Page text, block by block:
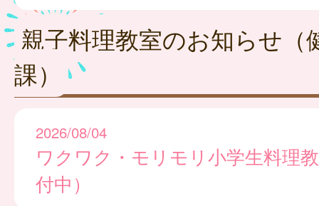
親子料理教室のお知らせ（
課）
2026/08/04
ワクワク・モリモリ小学生料理
付中）